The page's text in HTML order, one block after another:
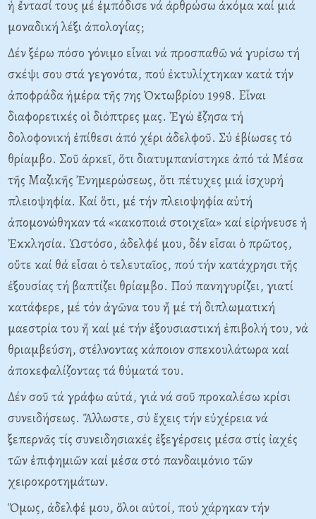
ἡ ἔντασί τους μέ ἐμπόδισε νά ἀρθρώσω ἀκόμα καί μιά
μοναδική λέξι ἀπολογίας;
Δέν ξέρω πόσο γόνιμο εἶναι νά προσπαθῶ νά γυρίσω τή
σκέψι σου στά γεγονότα, πού ἐκτυλίχτηκαν κατά τήν
ἀποφράδα ἡμέρα τῆς 7ης Ὀκτωβρίου 1998. Eἶναι
διαφορετικές οἱ διόπτρες μας. Ἐγώ ἔζησα τή
δολοφονική ἐπίθεσι ἀπό χέρι ἀδελφοῦ. Σύ ἐβίωσες τό
θρίαμβο. Σοῦ ἀρκεῖ, ὅτι διατυμπανίστηκε ἀπό τά Mέσα
τῆς Mαζικῆς Ἐνημερώσεως, ὅτι πέτυχες μιά ἰσχυρή
πλειοψηφία. Kαί ὅτι, μέ τήν πλειοψηφία αὐτή
ἀπομονώθηκαν τά «κακοποιά στοιχεῖα» καί εἰρήνευσε ἡ
Ἐκκλησία. Ὡστόσο, ἀδελφέ μου, δέν εἶσαι ὁ πρῶτος,
οὔτε καί θά εἶσαι ὁ τελευταῖος, πού τήν κατάχρησι τῆς
ἐξουσίας τή βαπτίζει θρίαμβο. Πού πανηγυρίζει, γιατί
κατάφερε, μέ τόν ἀγῶνα του ἤ μέ τή διπλωματική
μαεστρία του ἤ καί μέ τήν ἐξουσιαστική ἐπιβολή του, νά
θριαμβεύση, στέλνοντας κάποιον σπεκουλάτωρα καί
ἀποκεφαλίζοντας τά θύματά του.
Δέν σοῦ τά γράφω αὐτά, γιά νά σοῦ προκαλέσω κρίσι
συνειδήσεως. Ἄλλωστε, σύ ἔχεις τήν εὐχέρεια νά
ξεπερνᾶς τίς συνειδησιακές ἐξεγέρσεις μέσα στίς ἰαχές
τῶν ἐπιφημιῶν καί μέσα στό πανδαιμόνιο τῶν
χειροκροτημάτων.
Ὅμως, ἀδελφέ μου, ὅλοι αὐτοί, πού χάρηκαν τήν